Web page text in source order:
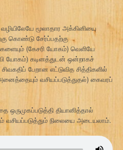
மூலாதார அக்கினியை
கொண்டு சேர்ப்பதற்கு
(கேசரி யோகம்) வெளியே
யோகம்) கடினத்துடன் ஒன்றாகச்
பேறான எட்டுவித சித்திகளில்
வசியப்படுத்துதல்) கைவரப்
ஒருமுகப்படுத்தி தியானித்தால்
வசியப்படுத்தும் நிலையை அடையலாம்.